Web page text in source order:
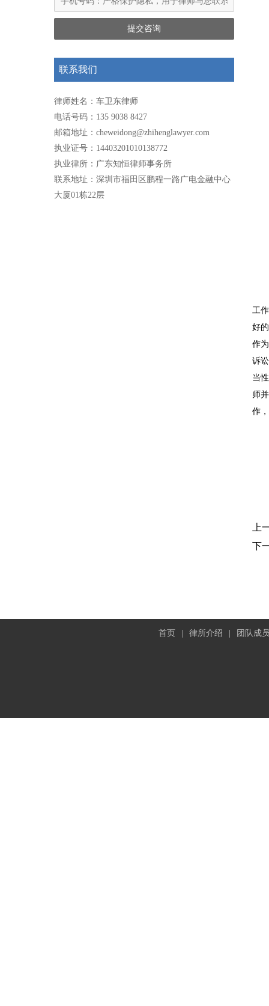
联系我们
律师姓名：车卫东律师
电话号码：135 9038 8427
邮箱地址：cheweidong@zhihenglawyer.com
执业证号：14403201010138772
执业律所：广东知恒律师事务所
联系地址：深圳市福田区鹏程一路广电金融中心
大厦01栋22层
工
好
作
诉
当
师
作
上
下
首页 律所介绍 团队成